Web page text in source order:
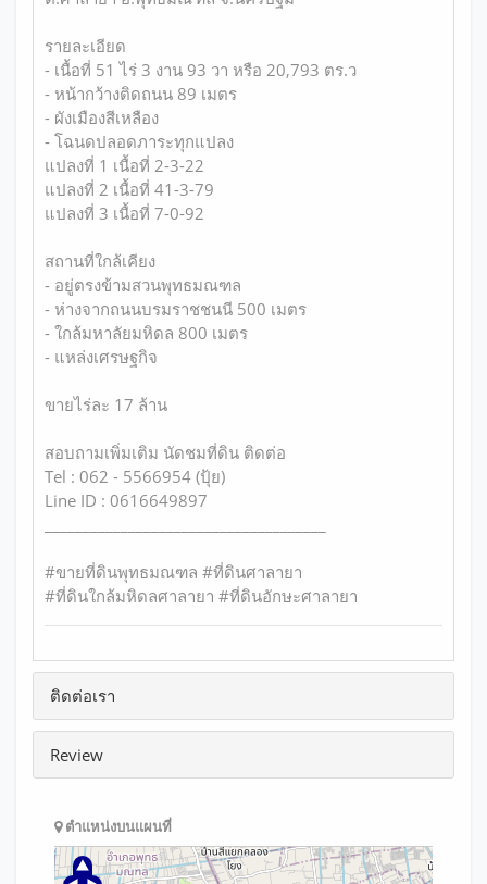
รายละเอียด
- เนื้อที่ 51 ไร่ 3 งาน 93 วา หรือ 20,793 ตร.ว
- หน้ากว้างติดถนน 89 เมตร
- ผังเมืองสีเหลือง
- โฉนดปลอดภาระทุกแปลง
แปลงที่ 1 เนื้อที่ 2-3-22
แปลงที่ 2 เนื้อที่ 41-3-79
แปลงที่ 3 เนื้อที่ 7-0-92
สถานที่ใกล้เคียง
- อยู่ตรงข้ามสวนพุทธมณฑล
- ห่างจากถนนบรมราชชนนี 500 เมตร
- ใกล้มหาลัยมหิดล 800 เมตร
- แหล่งเศรษฐกิจ
ขายไร่ละ 17 ล้าน
สอบถามเพิ่มเติม นัดชมที่ดิน ติดต่อ
Tel : 062 - 5566954 (ปุ้ย)
Line ID : 0616649897
#ขายที่ดินพุทธมณฑล #ที่ดินศาลายา
#ที่ดินใกล้มหิดลศาลายา #ที่ดินอักษะศาลายา
ติดต่อเรา
Review
ตำแหน่งบนแผนที่